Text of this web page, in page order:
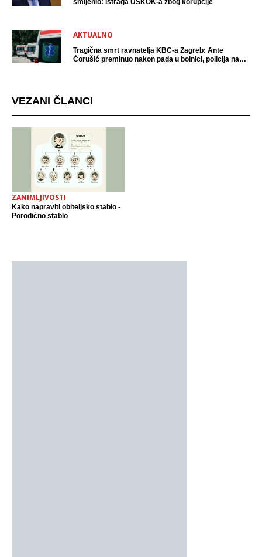
smijenio: Istraga USKOK-a zbog korupcije
AKTUALNO
Tragična smrt ravnatelja KBC-a Zagreb: Ante
Ćorušić preminuo nakon pada u bolnici, policija na
VEZANI ČLANCI
ZANIMLJIVOSTI
Kako napraviti obiteljsko stablo -
Porodično stablo